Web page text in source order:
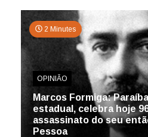
2 Minutes
OPINIÃO
Marcos Formiga:
estadual, celebra hoje
assassinato do seu
Pessoa